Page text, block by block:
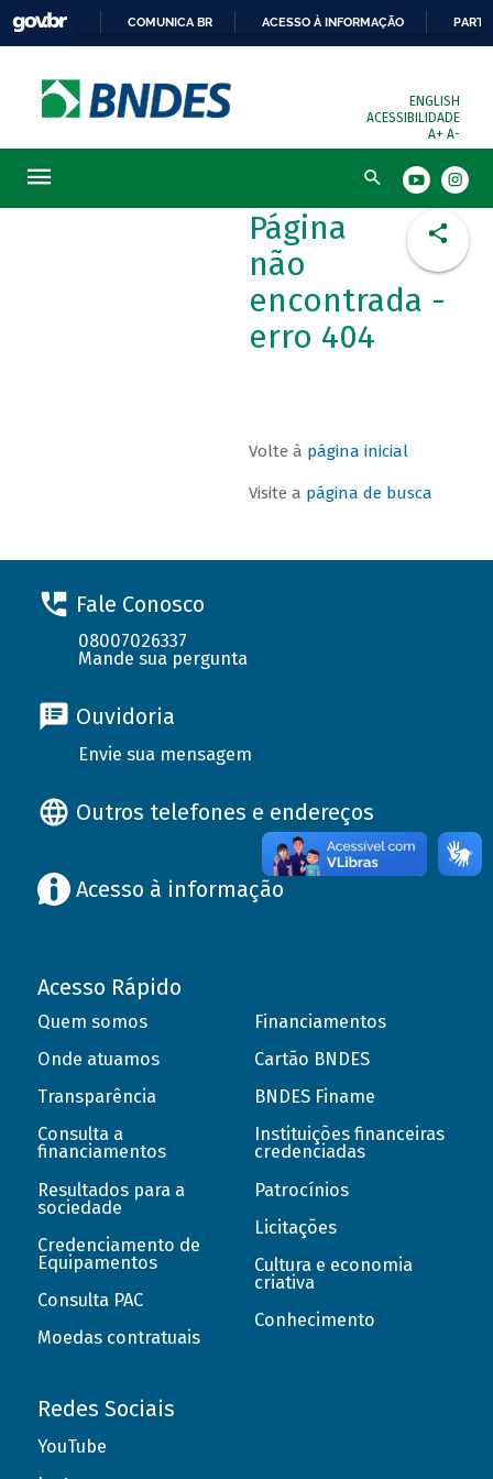
COMUNICA BR ACESSO À INFORMAÇÃO
ENGLISH
ACESSIBILIDADE
A+ A-
Busca
Página
não
encontrada -
erro 404
Volte à página inicial
Visite a página de busca
Fale Conosco
08007026337
Mande sua pergunta
Ouvidoria
Envie sua mensagem
Outros telefones e endereços
Acesso à informação
Acesso Rápido
Quem somos
Onde atuamos
Transparência
Consulta a
financiamentos
Resultados para a
sociedade
Credenciamento de
Equipamentos
Consulta PAC
Moedas contratuais
Financiamentos
Cartão BNDES
BNDES Finame
Instituições financeiras
credenciadas
Patrocínios
Licitações
Cultura e economia
criativa
Conhecimento
Redes Sociais
YouTube